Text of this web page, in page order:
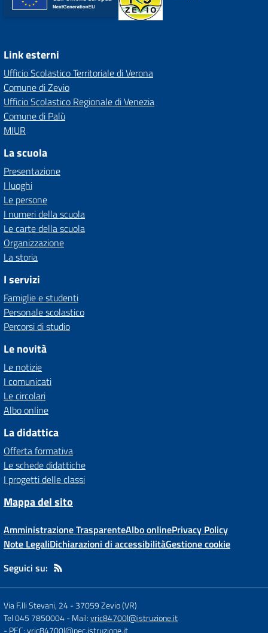
Link esterni
Ufficio Scolastico Territoriale di Verona
Comune di Zevio
Ufficio Scolastico Regionale di Venezia
Comune di Palù
MIUR
La scuola
Presentazione
I luoghi
Le persone
I numeri della scuola
Le carte della scuola
Organizzazione
La storia
I servizi
Famiglie e studenti
Personale scolastico
Percorsi di studio
Le novità
Le notizie
I comunicati
Le circolari
Albo online
La didattica
Offerta formativa
Le schede didattiche
I progetti delle classi
Mappa del sito
Amministrazione TrasparenteAlbo onlinePrivacy Policy
Note LegaliDichiarazioni di accessibilitàGestione cookie
Seguici su:
Via F.lli Stevani, 24-37059 Zevio (VR)
Tel 045 7850004- Mail:vric84700l@istruzione.it
- PEC:vric84700l@pec.istruzione.it